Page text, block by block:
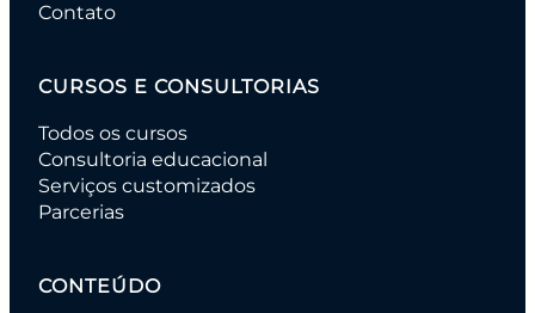
Contato
CURSOS E CONSULTORIAS
Todos os cursos
Consultoria educacional
Serviços customizados
Parcerias
CONTEÚDO